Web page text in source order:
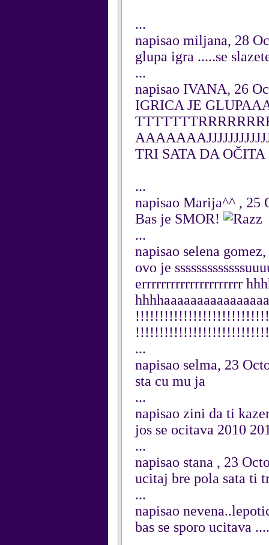
...
napisao miljana, 28
glupa igra .....se
...
napisao IVANA, 26
IGRICA JE
TRI SATA DA OČITA
...
napisao Marija^^ , 25
Bas je SMOR!
...
napisao selena
ovo je
errrrrrrrrrrrrrrrrrrrr
...
napisao selma, 23
sta cu mu ja
...
napisao zini da ti
jos se ocitava 2010
...
napisao stana , 23
ucitaj bre pola sata ti
...
napisao
bas se sporo ucitava